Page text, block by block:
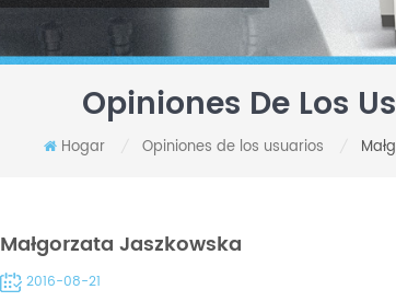
Opiniones De Los
Hogar Opiniones de los usuarios
Małgorzata Jaszkowska
2016-08-21